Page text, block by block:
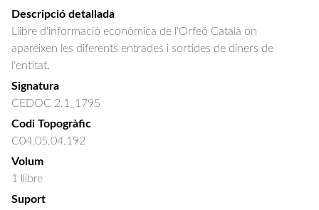
Descripció detallada
Llibre d'informació econòmica de l'Orfeó Català on
apareixen les diferents entrades i sortides de diners de
l'entitat.
Signatura
CEDOC 2.1_1795
Codi Topogràfic
C04.05.04.192
Volum
1 llibre
Suport